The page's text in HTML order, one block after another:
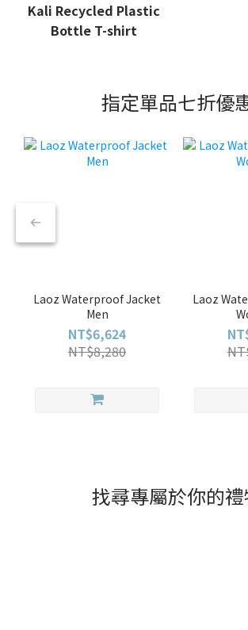
Kali Recycled Plastic
Bottle T-shirt
指定單品七折優
Laoz Waterproof Jacket
Men
NT$6,624
NT$8,280
Laoz
找尋專屬於你的